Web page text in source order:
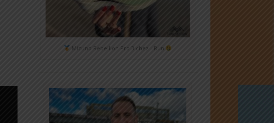
Mizuno Rebellion Pro 3 chez i-Run